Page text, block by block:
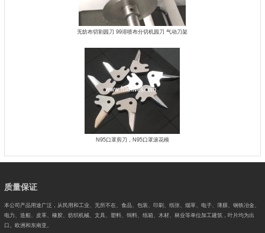
无纺布切割园刀 99溶喷​布分切机园刀 气动刀架
N95口罩剪刀，N95口罩滚花模
质量保证
本公司产品用途广泛，从民用和工业、无所不在、食品、包装、印刷、纸张、烟草、电子、薄膜、钢铁冶金、
电力、造船、皮革、橡胶、纺织机械、文具、塑料、饲料、纸箱、木材、林业等单位加工建筑，叶片均为出
口。欧洲和东南亚。